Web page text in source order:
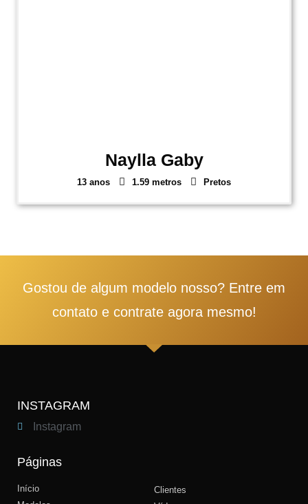
Naylla Gaby
13 anos 1.59 metros Pretos
Gostou de algum modelo nosso? Entre em
contato e contrate agora mesmo!
INSTAGRAM
Instagram
Páginas
Início
Clientes